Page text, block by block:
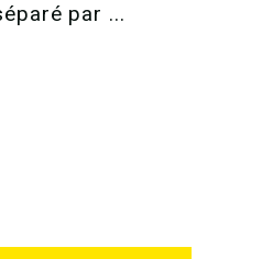
par ...